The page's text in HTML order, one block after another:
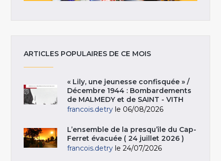
ARTICLES POPULAIRES DE CE MOIS
« Lily, une jeunesse confisquée » /
Décembre 1944 : Bombardements
de MALMEDY et de SAINT - VITH
francois.detry le 06/08/2026
L’ensemble de la presqu’île du Cap-
Ferret évacuée ( 24 juillet 2026 )
francois.detry le 24/07/2026